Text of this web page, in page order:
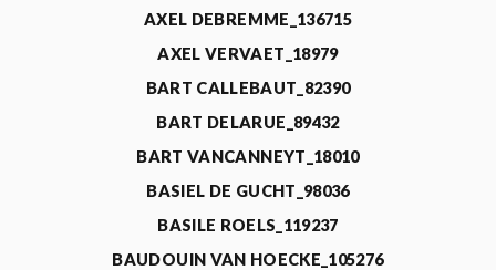
AXEL DEBREMME_136715
AXEL VERVAET_18979
BART CALLEBAUT_82390
BART DELARUE_89432
BART VANCANNEYT_18010
BASIEL DE GUCHT_98036
BASILE ROELS_119237
BAUDOUIN VAN HOECKE_105276